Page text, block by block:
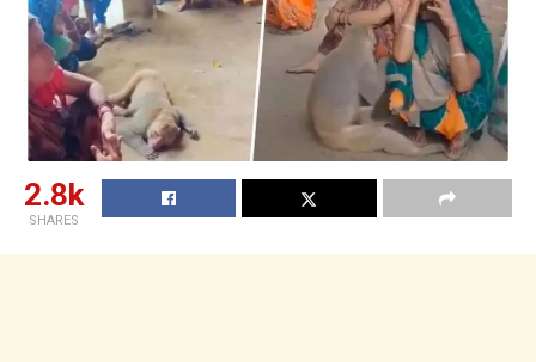
2.8k
SHARES